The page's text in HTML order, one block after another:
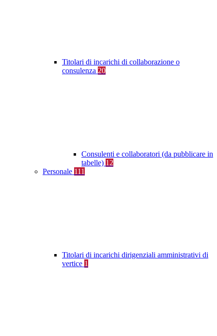
Titolari di incarichi di collaborazione o
consulenza 20
Consulenti e collaboratori (da pubblicare in
tabelle) 12
Personale 111
Titolari di incarichi dirigenziali amministrativi di
vertice 1